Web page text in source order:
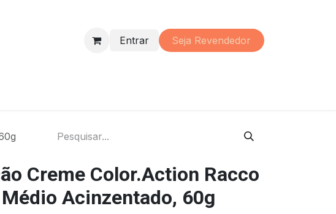
Entrar Seja Re​vendedor
Creme Color.Action Racco
Acinzentado, 60g